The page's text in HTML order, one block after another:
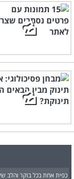
כפית אחת בכל בוקר והלב